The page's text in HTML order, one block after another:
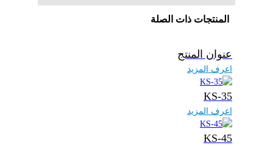
المنتجات ذات الصلة
عنوان المنتج
اعرف المزيد
KS-35
اعرف المزيد
KS-45